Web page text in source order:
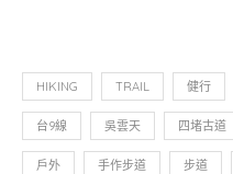
HIKING TRAIL 健行
台9線 吳雲天 四堵古道
戶外 手作步道 步道